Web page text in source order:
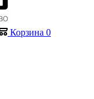
Корзина 0